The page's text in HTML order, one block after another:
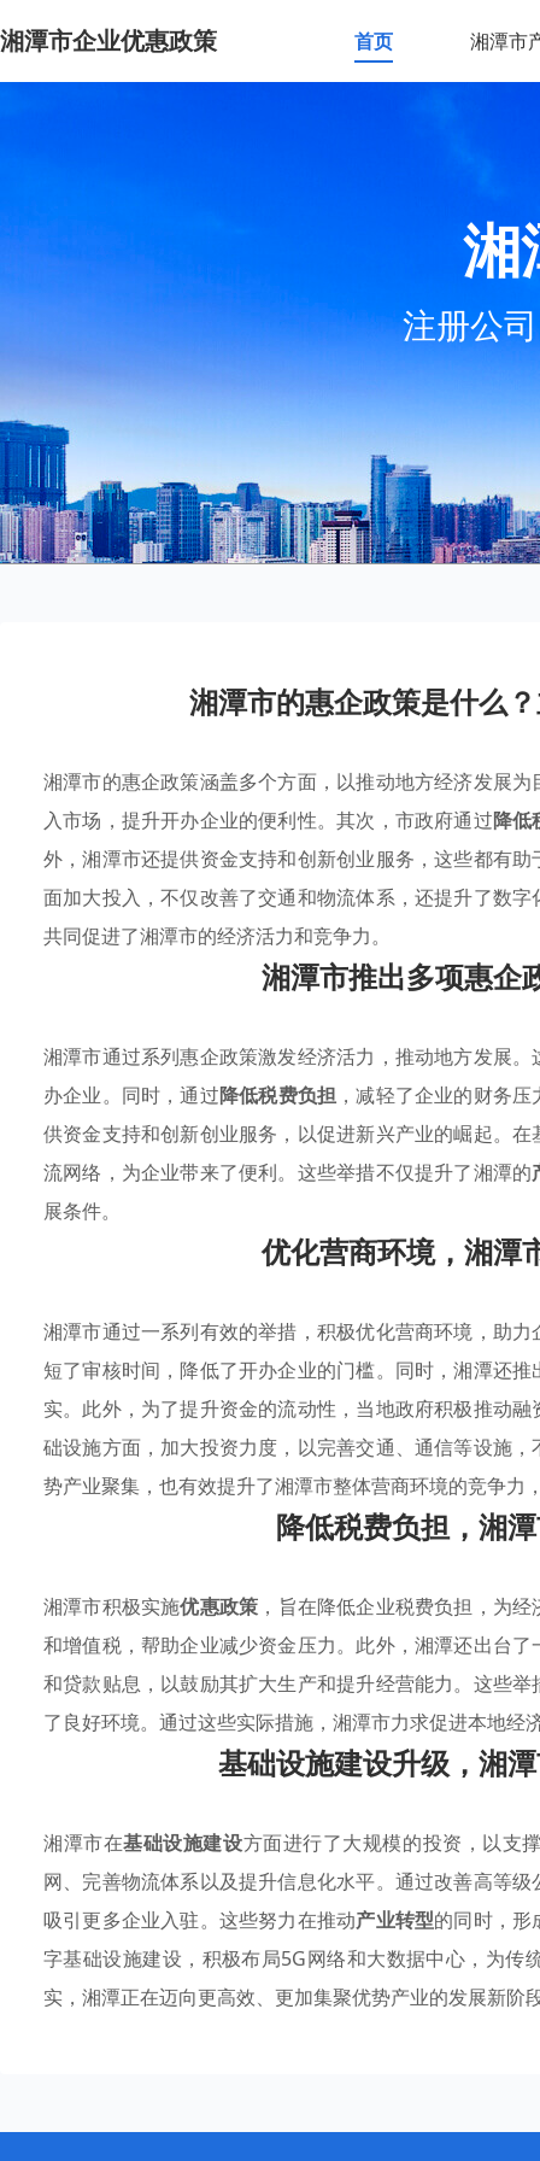
湘潭市企业优惠政策 首页 湘潭市
湘
注册公
湘潭市的惠企政策是什么
湘潭市的惠企政策涵盖多个方面，以推动地方经济发展为
入市场，提升开办企业的便利性。其次，市政府通过降低
外，湘潭市还提供资金支持和创新创业服务，这些都有
面加大投入，不仅改善了交通和物流体系，还提升了数
共同促进了湘潭市的经济活力和竞争力。
湘潭市推出多项惠企
湘潭市通过系列惠企政策激发经济活力，推动地方发展。
办企业。同时，通过降低税费负担 ，减轻了企业的财务
供资金支持和创新创业服务，以促进新兴产业的崛起。
流网络，为企业带来了便利。这些举措不仅提升了湘潭的
展条件。
优化营商环境，湘潭
湘潭市通过一系列有效的举措，积极优化营商环境，助
短了审核时间，降低了开办企业的门槛。同时，湘潭还推
实。此外，为了提升资金的流动性，当地政府积极推动
础设施方面，加大投资力度，以完善交通、通信等设施
势产业聚集，也有效提升了湘潭市整体营商环境的竞争力
降低税费负担，湘
湘潭市积极实施优惠政策 ，旨在降低企业税费负担，为
和增值税，帮助企业减少资金压力。此外，湘潭还出台了
和贷款贴息，以鼓励其扩大生产和提升经营能力。这些
了良好环境。通过这些实际措施，湘潭市力求促进本地经
基础设施建设升级，湘
湘潭市在基础设施建设方面进行了大规模的投资，以支
网、完善物流体系以及提升信息化水平。通过改善高等
吸引更多企业入驻。这些努力在推动产业转型的同时，形
字基础设施建设，积极布局5G网络和大数据中心，为
实，湘潭正在迈向更高效、更加集聚优势产业的发展新阶